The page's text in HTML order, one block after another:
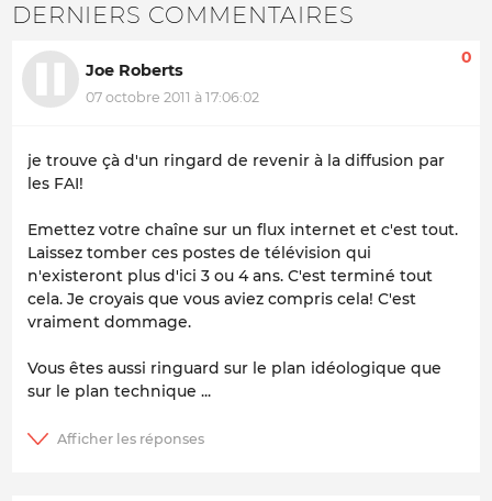
DERNIERS COMMENTAIRES
Joe Roberts
07 octobre 2011 à 17:06:02
0
je trouve çà d'un ringard de revenir à la diffusion par
les FAI!
Emettez votre chaîne sur un flux internet et c'est tout.
Laissez tomber ces postes de télévision qui
n'existeront plus d'ici 3 ou 4 ans. C'est terminé tout
cela. Je croyais que vous aviez compris cela! C'est
vraiment dommage.
Vous êtes aussi ringuard sur le plan idéologique que
sur le plan technique ...